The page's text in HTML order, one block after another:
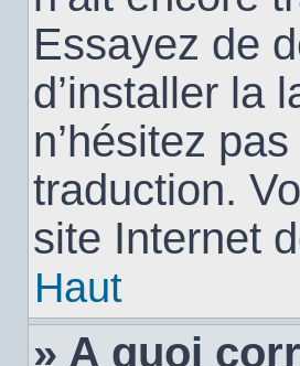
Essayez de
d’installer la
n’hésitez
traduction.
site Internet
Haut
» A quoi